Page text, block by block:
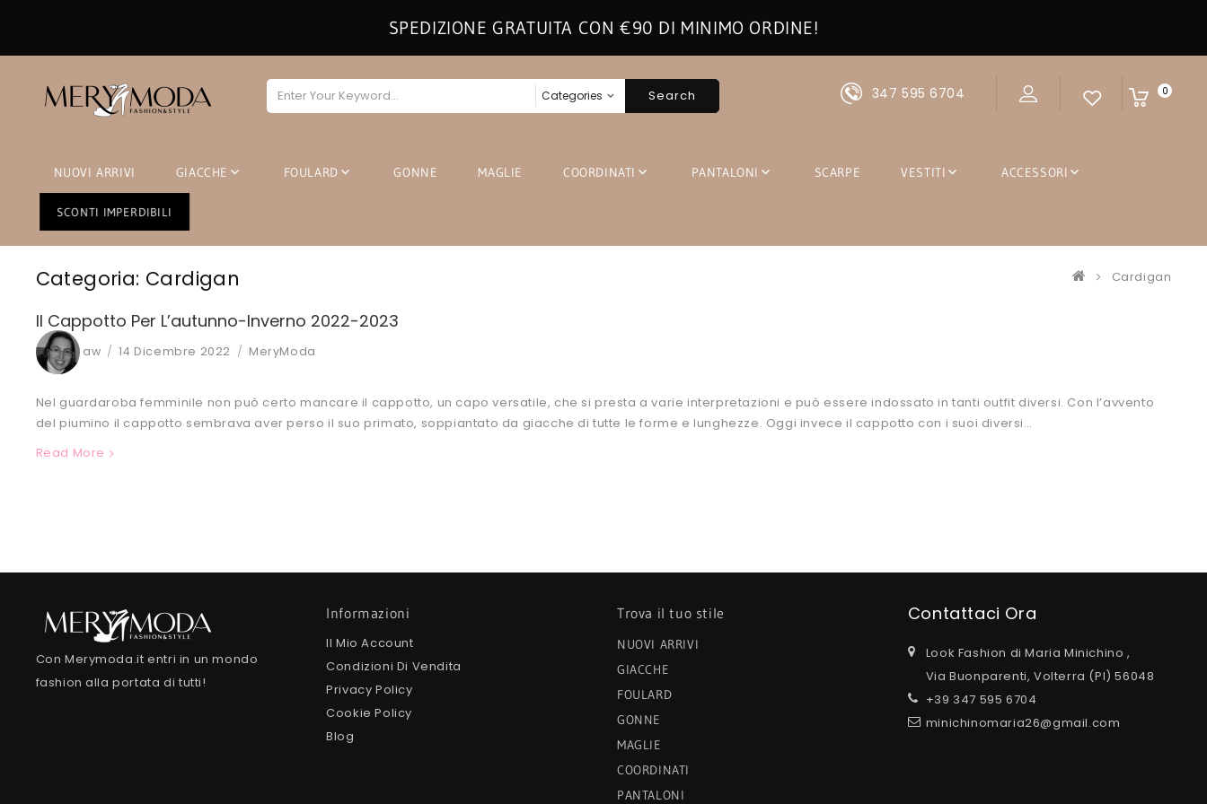
SPEDIZIONE GRATUITA CON €90 DI MINIMO ORDINE!
0
347 595 6704
Search
NUOVI ARRIVI GIACCHE FOULARD GONNE MAGLIE COORDINATI PANTALONI SCARPE VESTITI ACCESSORI
SCONTI IMPERDIBILI
Categoria: Cardigan Cardigan
Il Cappotto Per L’autunno-Inverno 2022-2023
aw
on
14 Dicembre 2022
MeryModa
Nel guardaroba femminile non può certo mancare il cappotto, un capo versatile, che si presta a varie interpretazioni e può essere indossato in tanti outfit diversi. Con l’avvento
del piumino il cappotto sembrava aver perso il suo primato, soppiantato da giacche di tutte le forme e lunghezze. Oggi invece il cappotto con i suoi diversi…
Read More
Con Merymoda.it entri in un mondo
fashion alla portata di tutti!
Informazioni
Il Mio Account
Condizioni Di Vendita
Privacy Policy
Cookie Policy
Blog
Trova il tuo stile
NUOVI ARRIVI
GIACCHE
FOULARD
GONNE
MAGLIE
COORDINATI
PANTALONI
Contattaci Ora
Look Fashion di Maria Minichino ,
Via Buonparenti, Volterra (PI) 56048
+39 347 595 6704
minichinomaria26@gmail.com